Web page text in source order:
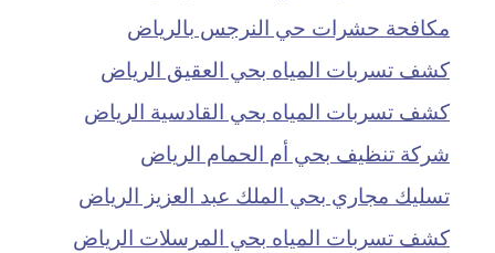
مكافحة حشرات حي النرجس بالرياض
كشف تسربات المياه بحي العقيق الرياض
كشف تسربات المياه بحي القادسية الرياض
شركة تنظيف بحي أم الحمام الرياض
تسليك مجاري بحي الملك عبد العزيز الرياض
كشف تسربات المياه بحي المرسلات الرياض